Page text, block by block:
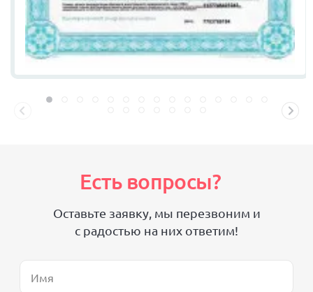
Есть вопросы?
Оставьте заявку, мы перезвоним и
с радостью на них ответим!